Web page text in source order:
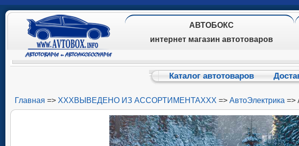
АВТОБОКС
интернет магазин автотоваров
Каталог автотоваров
Главная => ХХХВЫВЕДЕНО ИЗ АССОРТИМЕНТАХХХ => АвтоЭлектрика =>